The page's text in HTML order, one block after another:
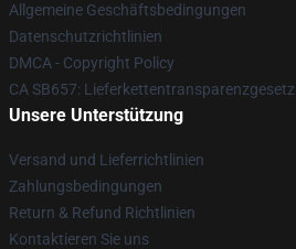
Allgemeine Geschäftsbedingungen
Datenschutzrichtlinien
DMCA - Copyright Policy
CA SB657: Lieferkettentransparenzgesetz
Unsere Unterstützung
Versand und Lieferrichtlinien
Zahlungsbedingungen
Return & Refund Richtlinien
Kontaktieren Sie uns